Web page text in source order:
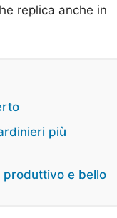
replica anche in
più
produttivo e bello